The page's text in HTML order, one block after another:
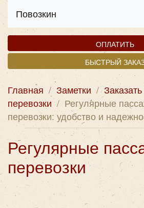
Повозкин
ОПЛАТИТЬ
БЫСТРЫЙ
Главная / Заметки /
перевозки / Регулярные
перевозки: удобство и
Регулярные
перевозки